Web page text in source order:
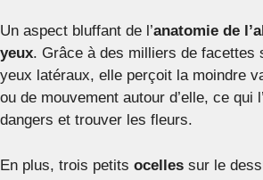
Un aspect bluffant de l’anatomie de
yeux. Grâce à des milliers de facettes
yeux latéraux, elle perçoit la moindre
ou de mouvement autour d’elle, ce qui
dangers et trouver les fleurs.
En plus, trois petits ocelles sur le